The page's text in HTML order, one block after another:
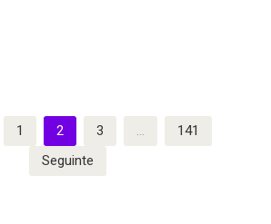
1 2 3 …
141
Seguinte